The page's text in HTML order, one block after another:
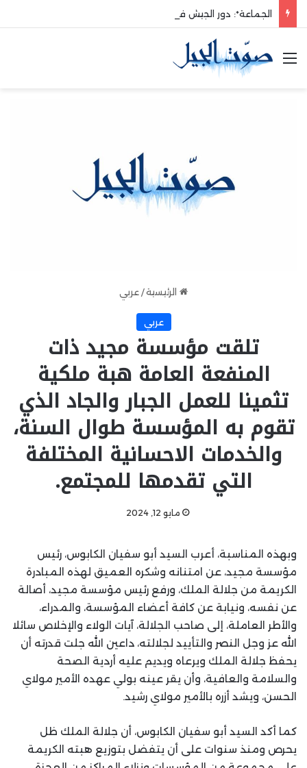
القائمة
الرئيسية/ عربي
عربي
تلقت مؤسسة مجيد ذات
المنفعة العامة هبة ملكية
تثمينا للعمل الجبار والجاد الذي
تقوم به المؤسسة طوال السنة،
والخدمات الاحسانية المختلفة
التي تقدمها للمجتمع.
مايو 12, 2024
وبهذه المناسبة، أعرب السيد أبو سفيان الكابوس، رئيس
مؤسسة مجيد، عن امتنانه وشكره العميق لهذه المبادرة
الكريمة من جلالة الملك، ورفع رئيس مؤسسة مجيد، أصالة
عن نفسه، ونيابة عن كافة أعضاء المؤسسة، والمدراء،
والأطر العاملة، إلى صاحب الجلالة، آيات الولاء والإخلاص سائلا
الله عز وجل النصر والتأييد لجلالته، داعين الله جلت قدرته أن
يحفظ جلالة الملك ويرعاه ويديم عليه أردية الصحة
والسلامة والعافية، وأن يقر عينه بولي عهده الأمير مولاي
الحسن، ويشد أزره بالأمير مولاي رشيد.
كما أكد السيد أبو سفيان الكابوس، أن جلالة الملك ظل
يحرص ومنذ سنوات على أن يتفضل بتوزيع هبته الكريمة